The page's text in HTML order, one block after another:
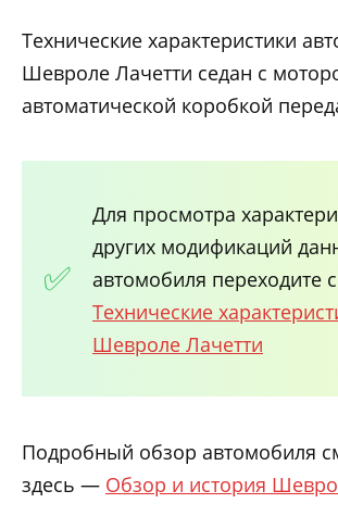
Технические характеристики
Шевроле Лачетти седан с
автоматической коробкой
Для просмотра
других модификаций
автомобиля переходите
Технические
Шевроле Лачетти
Подробный обзор автомобиля
здесь — Обзор и история